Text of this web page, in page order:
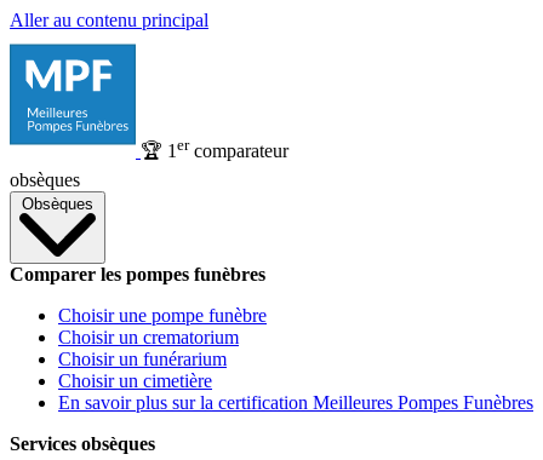
Aller au contenu principal
🏆 1 ercomparateur
obsèques
Obsèques
Comparer les pompes funèbres
Choisir une pompe funèbre
Choisir un crematorium
Choisir un funérarium
Choisir un cimetière
En savoir plus sur la certification Meilleures Pompes Funèbres
Services obsèques